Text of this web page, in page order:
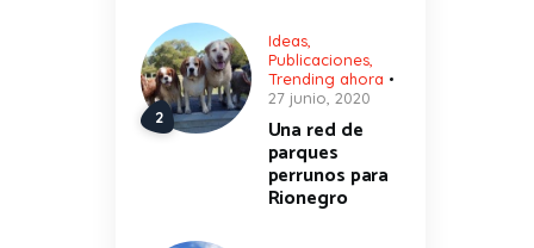
Ideas,
Publicaciones,
Trending ahora
27 junio, 2020
Una red de
parques
perrunos para
Rionegro